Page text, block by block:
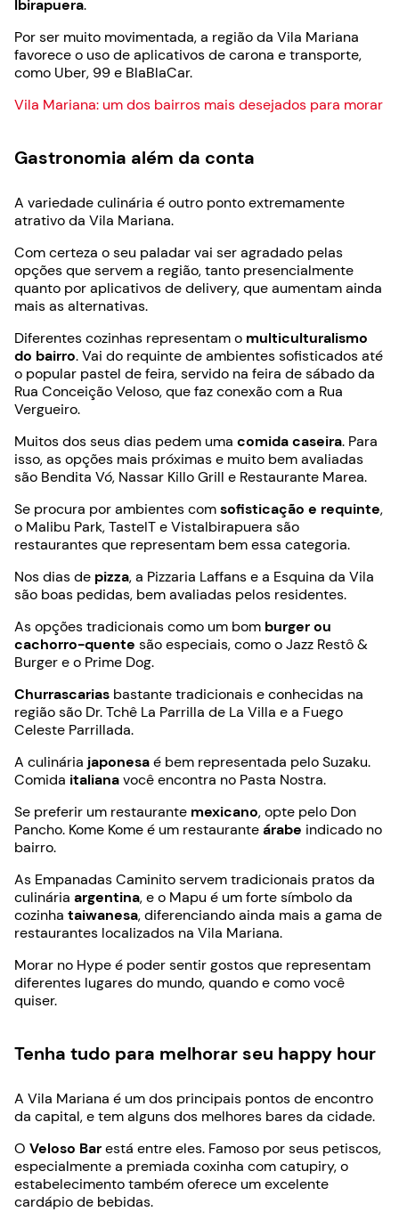
Ibirapuera.
Por ser muito movimentada, a região da Vila Mariana
favorece o uso de aplicativos de carona e transporte,
como Uber, 99 e BlaBlaCar.
Vila Mariana: um dos bairros mais desejados para morar
Gastronomia além da conta
A variedade culinária é outro ponto extremamente
atrativo da Vila Mariana.
Com certeza o seu paladar vai ser agradado pelas
opções que servem a região, tanto presencialmente
quanto por aplicativos de delivery, que aumentam ainda
mais as alternativas.
Diferentes cozinhas representam o multiculturalismo
do bairro. Vai do requinte de ambientes sofisticados até
o popular pastel de feira, servido na feira de sábado da
Rua Conceição Veloso, que faz conexão com a Rua
Vergueiro.
Muitos dos seus dias pedem uma comida caseira. Para
isso, as opções mais próximas e muito bem avaliadas
são Bendita Vó, Nassar Killo Grill e Restaurante Marea.
Se procura por ambientes comsofisticação e requinte,
o Malibu Park, TasteIT e VistaIbirapuera são
restaurantes que representam bem essa categoria.
Nos dias de pizza, a Pizzaria Laffans e a Esquina da Vila
são boas pedidas, bem avaliadas pelos residentes.
As opções tradicionais como um bom burger ou
cachorro-quente são especiais, como o Jazz Restô &
Burger e o Prime Dog.
Churrascarias bastante tradicionais e conhecidas na
região são Dr. Tchê La Parrilla de La Villa e a Fuego
Celeste Parrillada.
A culinária japonesaé bem representada pelo Suzaku.
Comida italianavocê encontra no Pasta Nostra.
Se preferir um restaurante mexicano, opte pelo Don
Pancho. Kome Kome é um restauranteárabe indicado no
bairro.
As Empanadas Caminito servem tradicionais pratos da
culinária argentina, e o Mapu é um forte símbolo da
cozinha taiwanesa, diferenciando ainda mais a gama de
restaurantes localizados na Vila Mariana.
Morar no Hype é poder sentir gostos que representam
diferentes lugares do mundo, quando e como você
quiser.
Tenha tudo para melhorar seu happy hour
A Vila Mariana é um dos principais pontos de encontro
da capital, e tem alguns dos melhores bares da cidade.
O Veloso Barestá entre eles. Famoso por seus petiscos,
especialmente a premiada coxinha com catupiry, o
estabelecimento também oferece um excelente
cardápio de bebidas.